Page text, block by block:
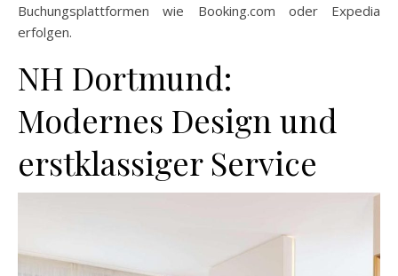
Buchungsplattformen wie Booking.com oder Expedia
erfolgen.
NH Dortmund:
Modernes Design und
erstklassiger Service